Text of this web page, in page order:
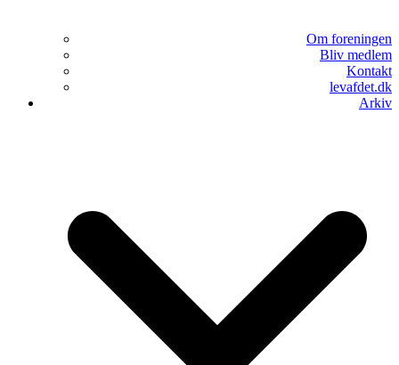
Om foreningen
Bliv medlem
Kontakt
levafdet.dk
Arkiv